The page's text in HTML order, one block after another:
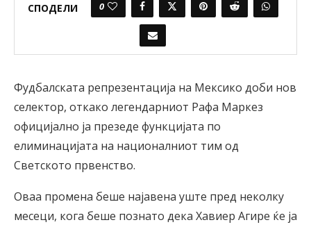
СПОДЕЛИ 0
Фудбалската репрезентација на Мексико доби нов
селектор, откако легендарниот Рафа Маркез
официјално ја презеде функцијата по
елиминацијата на националниот тим од
Светското првенство.
Оваа промена беше најавена уште пред неколку
месеци, кога беше познато дека Хавиер Агире ќе ја